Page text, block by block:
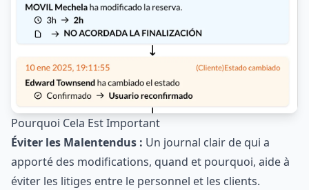
Pourquoi Cela Est Important
Éviter les Malentendus : Un journal clair de qui a
apporté des modifications, quand et pourquoi, aide à
éviter les litiges entre le personnel et les clients.